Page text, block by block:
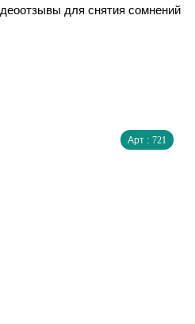
для снятия сомнений
Арт : 721